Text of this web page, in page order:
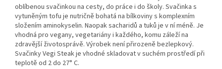
oblíbenou svačinkou na cesty, do práce i do školy. Svačinka s
vytuněným tofu je nutričně bohatá na bílkoviny s komplexním
složením aminokyselin. Naopak sacharidů a tuků je v ní méně. Je
vhodná pro vegany, vegetariány i každého, komu záleží na
zdravější životosprávě. Výrobek není přirozeně bezlepkový.
Svačinky Vegi Steak je vhodné skladovat v suchém prostředí při
teplotě od 2 do 27° C.